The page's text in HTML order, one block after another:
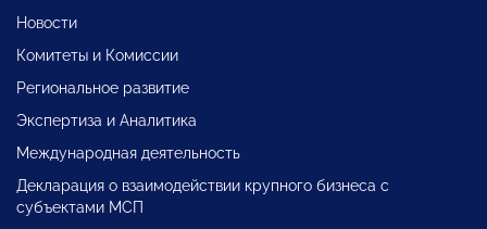
Новости
Комитеты и Комиссии
Региональное развитие
Экспертиза и Аналитика
Международная деятельность
Декларация о взаимодействии крупного бизнеса с
субъектами МСП